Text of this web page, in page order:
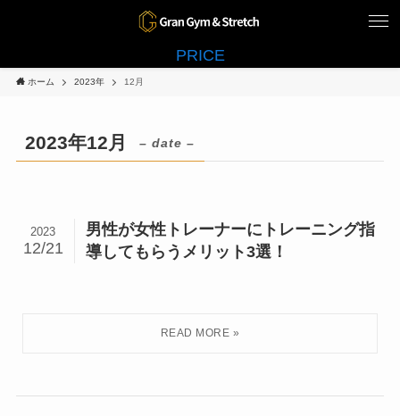
PRICE
ホーム 2023年 12月
2023年12月 – date –
男性が女性トレーナーにトレーニング指
導してもらうメリット3選！
2023
12/21